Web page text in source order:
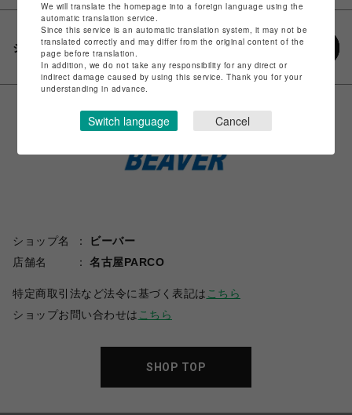
シェアする
ショップ名
ビーバー
店舗名
名古屋PARCO
特定商取引法など法令に基づく表記は こちら
ショップお問い合わせは こちら
SHOP TOP
We will translate the homepage into a foreign language using the
automatic translation service.
Since this service is an automatic translation system, it may not be
translated correctly and may differ from the original content of the
page before translation.
In addition, we do not take any responsibility for any direct or
indirect damage caused by using this service. Thank you for your
understanding in advance.
Switch language Cancel